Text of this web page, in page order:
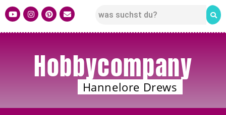
Hobbycompany
Hannelore Drews